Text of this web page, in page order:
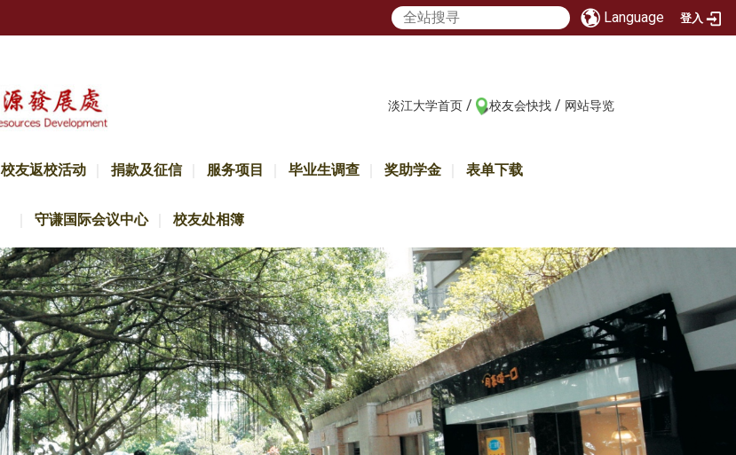
Language 登入
淡江大学首页 / 校友会快找 / 网站导览
校友返校活动 捐款及征信 服务项目 毕业生调查 奖助学金 表单下载
守谦国际会议中心 校友处相簿